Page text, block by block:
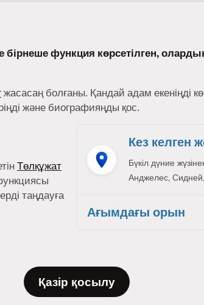
функция көрсетілген,
жасасаң болғаны. Қандай адам екеніңді
және биографияңды қос.
Төлқұжат
таңдауға
Кез келген
Бүкіл дүние
Анджелес, Сидней,
Ағымдағы орын
Қазір қосылу